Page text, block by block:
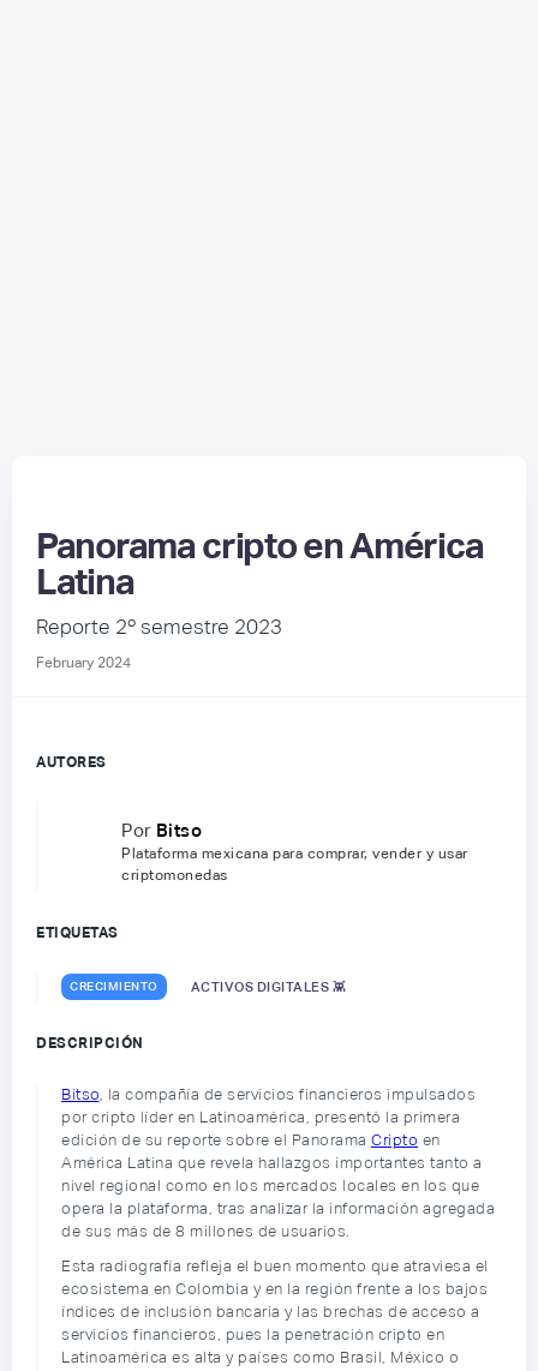
Panorama cripto en América
Latina
Reporte 2º semestre 2023
February 2024
AUTORES
Por Bitso
Plataforma mexicana para comprar, vender y usar
criptomonedas
ETIQUETAS
CRECIMIENTO ACTIVOS DIGITALES 👾
DESCRIPCIÓN
Bitso , la compañía de servicios financieros impulsados
por cripto líder en Latinoamérica, presentó la primera
edición de su reporte sobre el Panorama Cripto en
América Latina que revela hallazgos importantes tanto a
nivel regional como en los mercados locales en los que
opera la plataforma, tras analizar la información agregada
de sus más de 8 millones de usuarios.
Esta radiografía refleja el buen momento que atraviesa el
ecosistema en Colombia y en la región frente a los bajos
índices de inclusión bancaria y las brechas de acceso a
servicios financieros, pues la penetración cripto en
Latinoamérica es alta y países como Brasil, México o